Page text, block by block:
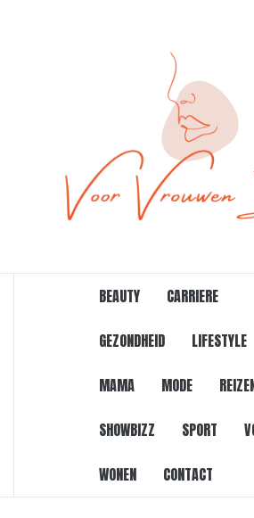
BEAUTY CARRIERE
GEZONDHEID LIFESTYLE
MAMA MODE
SHOWBIZZ SPORT
WONEN CONTACT